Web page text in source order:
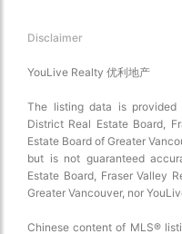
Disclaimer
YouLive Realty 优利地产
The listing data is
District Real Estate Board,
Estate Board of Greater
but is not guaranteed
Estate Board, Fraser Valley
Greater Vancouver, nor
Chinese content of MLS®